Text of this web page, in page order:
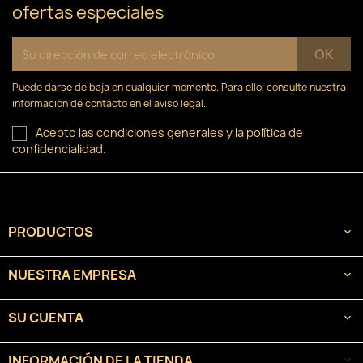
ofertas especiales
Puede darse de baja en cualquier momento. Para ello, consulte nuestra
información de contacto en el aviso legal.
Acepto las condiciones generales y la política de
confidencialidad.
PRODUCTOS 
NUESTRA EMPRESA 
SU CUENTA 
keyboard_arrow_down